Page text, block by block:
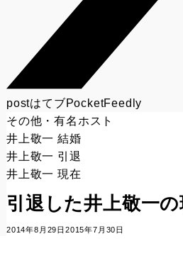
postはてブPocketFeedly
その他・有名ホスト
井上敬一 結婚
井上敬一 引退
井上敬一 現在
引退した井上敬一
2014年8月29日 2015年7月30日